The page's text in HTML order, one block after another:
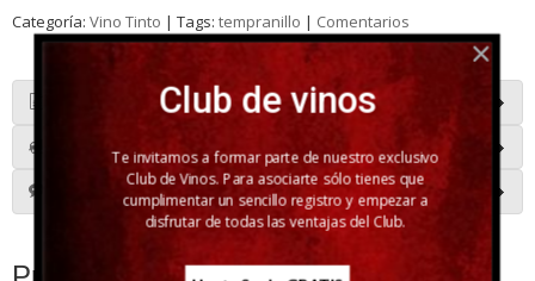
Categoría: Vino Tinto | Tags: tempranillo | Comentarios
Costes de Envío
Comentarios
Club de vinos
Te invitamos a formar parte de nuestro exclusivo
Club de Vinos. Para asociarte sólo tienes que
cumplimentar un sencillo registro y empezar a
disfrutar de todas las ventajas del Club.